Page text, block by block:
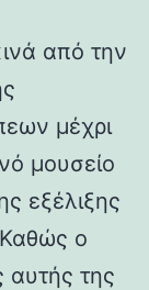
από την
μέχρι
μουσείο
εξέλιξης
ο
αυτής της